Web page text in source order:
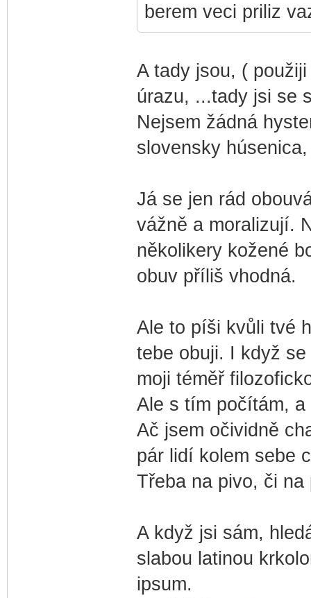
berem veci priliz
A tady jsou, (
úrazu, ...tady jsi se
Nejsem žádná
slovensky
Já se jen rád
vážně a moralizují.
několikery kožené
obuv příliš vhodná.
Ale to píši kvůli tvé
tebe obuji. I když
moji téměř
Ale s tím počítám,
Ač jsem očividně
pár lidí kolem sebe
Třeba na pivo, či
A když jsi sám,
slabou latinou
ipsum.